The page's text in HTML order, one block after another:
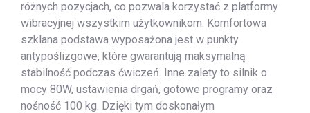
różnych pozycjach, co pozwala korzystać z platformy
wibracyjnej wszystkim użytkownikom. Komfortowa
szklana podstawa wyposażona jest w punkty
antypoślizgowe, które gwarantują maksymalną
stabilność podczas ćwiczeń. Inne zalety to silnik o
mocy 80W, ustawienia drgań, gotowe programy oraz
nośność 100 kg. Dzięki tym doskonałym